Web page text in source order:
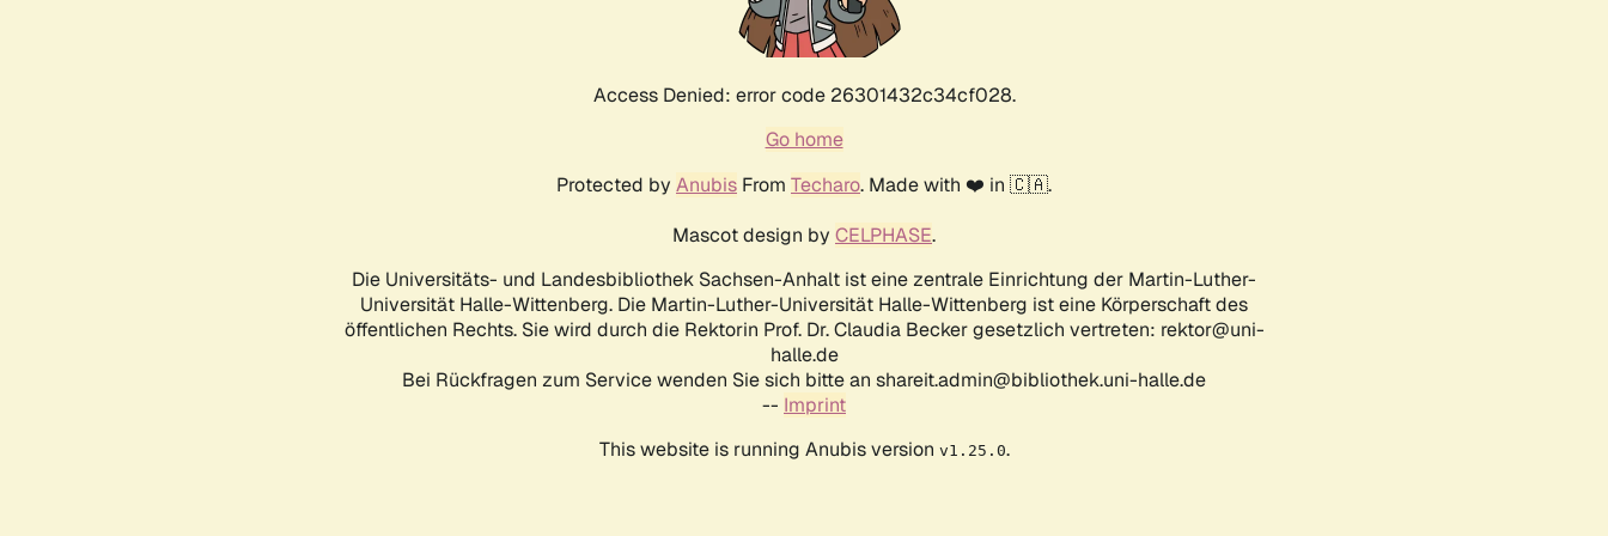
Access Denied: error code 26301432c34cf028.
Go home
Protected by Anubis From Techaro. Made with ❤️ in 🇨🇦.
Mascot design by CELPHASE.
Die Universitäts- und Landesbibliothek Sachsen-Anhalt ist eine zentrale Einrichtung der Martin-Luther-
Universität Halle-Wittenberg. Die Martin-Luther-Universität Halle-Wittenberg ist eine Körperschaft des
öffentlichen Rechts. Sie wird durch die Rektorin Prof. Dr. Claudia Becker gesetzlich vertreten: rektor@uni-
halle.de
Bei Rückfragen zum Service wenden Sie sich bitte an shareit.admin@bibliothek.uni-halle.de
-- Imprint
This website is running Anubis version v1.25.0.